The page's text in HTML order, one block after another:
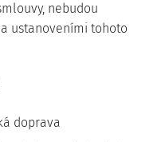
nebudou
ustanoveními tohoto
doprava